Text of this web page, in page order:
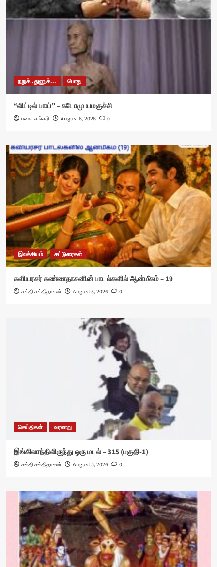
நறுக்..துணுக்... பொது
“லிட்டில் பாய்” – சுடோமு யமகுச்சி
பவள சங்கரி August 6, 2026 0
இலக்கியம் கட்டுரைகள்
கவியரசர் கண்ணதாசனின் பாடல்களில் ஆன்மீகம் – 19
சக்தி சக்திதாசன் August 5, 2026 0
செய்திகள் வரலாறு
இங்கிலாந்திலிருந்து ஒரு மடல் – 315 (பகுதி-1)
சக்தி சக்திதாசன் August 5, 2026 0